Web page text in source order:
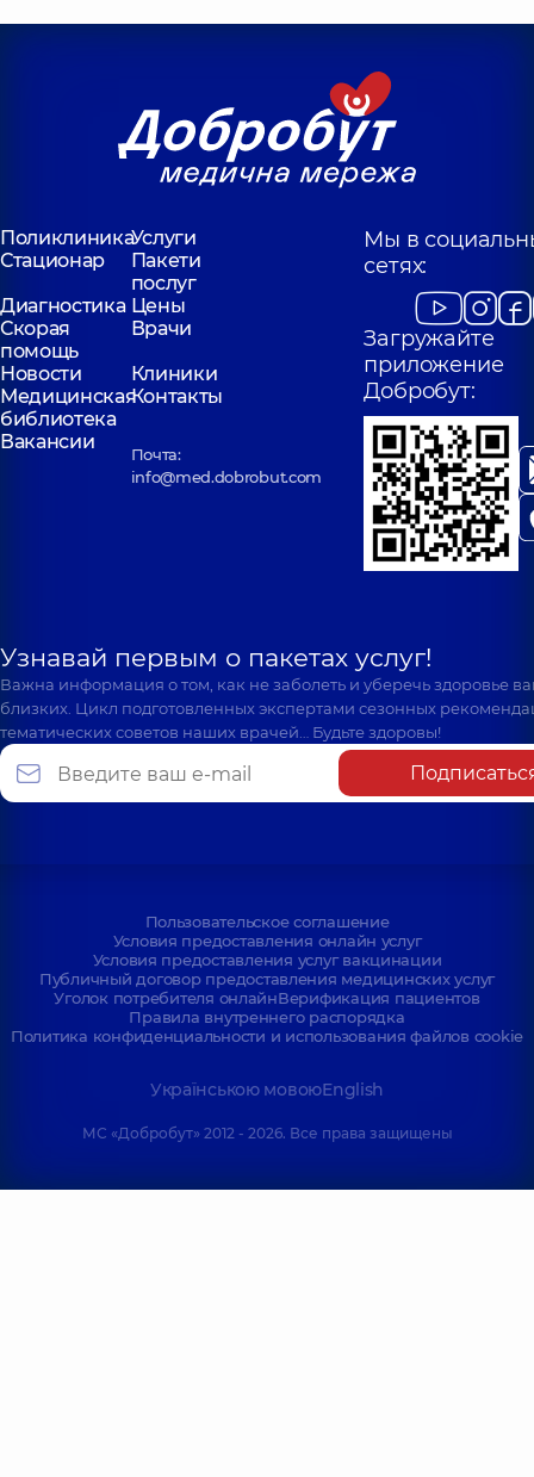
ПоликлиникаУслуги
Стационар
Пакети
послуг
Диагностика Цены
Скорая
помощь
Врачи
Новости
Клиники
Медицинская
библиотека
Контакты
Вакансии
Почта:
info@med.dobrobut.com
Мы в
сетях:
Загружайте
приложение
Добробут:
Узнавай первым о пакетах услуг!
Важна информация о том, как не заболеть и уберечь здоровье
близких. Цикл подготовленных экспертами сезонных
тематических советов наших врачей… Будьте здоровы!
Пользовательское соглашение
Условия предоставления онлайн услуг
Условия предоставления услуг вакцинации
Публичный договор предоставления медицинских услуг
Уголок потребителя онлайнВерификация пациентов
Правила внутреннего распорядка
Политика конфиденциальности и использования файлов cookie
Українською мовоюEnglish
МС «Добробут» 2012 - 2026. Все права защищены